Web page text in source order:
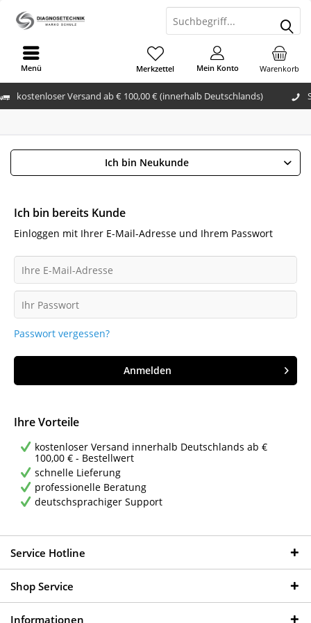
kostenloser Versand ab € 100,00 € (innerhalb Deutschlands)
Warenkorb
Merkzettel Mein Konto
Menü
Ich bin Neukunde
Ich bin bereits Kunde
Einloggen mit Ihrer E-Mail-Adresse und Ihrem Passwort
Passwort vergessen?
Anmelden
Ihre Vorteile
kostenloser Versand innerhalb Deutschlands ab €
100,00 € - Bestellwert
schnelle Lieferung
professionelle Beratung
deutschsprachiger Support
Service Hotline
Shop Service
Informationen